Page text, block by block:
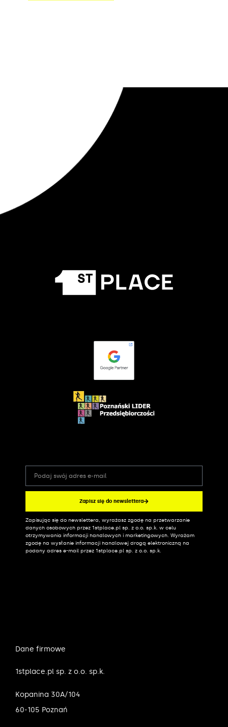
Zapisz się do newslettera
Alternative:
Zapisując się do newslettera, wyrażasz zgodę na przetwarzanie
danych osobowych przez 1stplace.pl sp. z o.o. sp.k. w celu
otrzymywania informacji handlowych i marketingowych. Wyrażam
zgodę na wysłanie informacji handlowej drogą elektroniczną na
podany adres e-mail przez 1stplace.pl sp. z o.o. sp.k.
Dane firmowe
1stplace.pl sp. z o.o. sp.k.
Kopanina 30A/104
60-105 Poznań